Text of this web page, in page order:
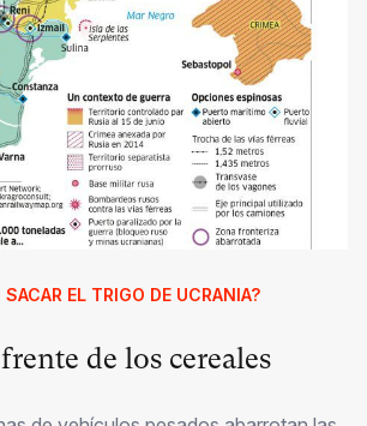
EL TRIGO DE UCRANIA?
de los cereales